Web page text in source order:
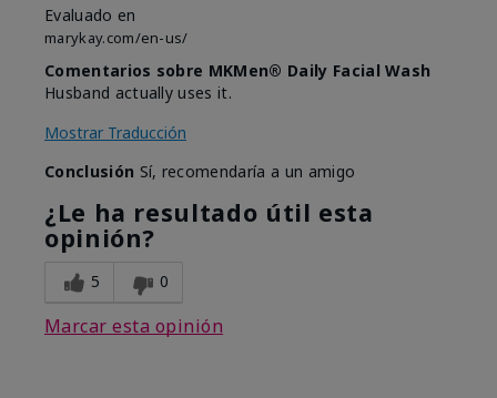
Evaluado en
marykay.com/en-us/
Comentarios sobre MKMen® Daily Facial Wash
Husband actually uses it.
Mostrar Traducción
Conclusión Sí, recomendaría a un amigo
¿Le ha resultado útil esta
opinión?
5 0
Marcar esta opinión